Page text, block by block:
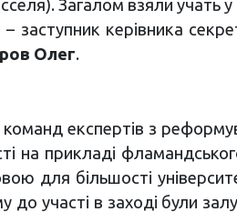
Загалом взяли учать у
заступник керівника
Олег.
експертів з
на прикладі
для більшості
до участі в заході були